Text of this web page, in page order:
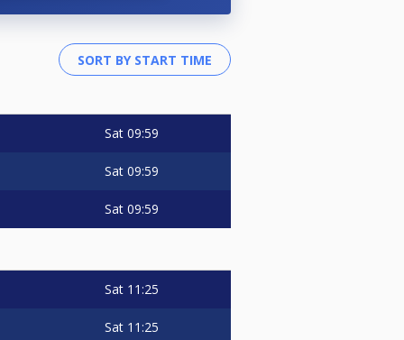
Sat 09:59
Sat 09:59
Sat 09:59
Sat 11:25
Sat 11:25